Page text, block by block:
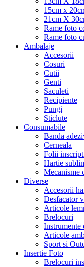
15cm x
21cm X
Rame foto
Rame foto
Ambalaje
Accesorii
Cosuri
Cutii
Genti
Saculeti
Recipiente
Pungi
Sticlute
Consumabile
Banda
Cerneala
Folii
Hartie
Mecanisme
Diverse
Accesorii
Desfacator
Articole
Brelocuri
Instrumente
Articole
Sport si
Insertie Foto
Brelocuri